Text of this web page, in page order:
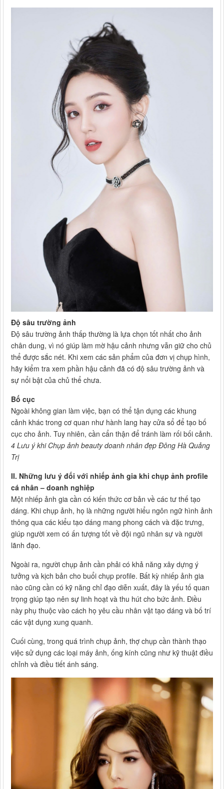
Độ sâu trường ảnh
Độ sâu trường ảnh thấp thường là lựa chọn tốt nhất cho ảnh
chân dung, vì nó giúp làm mờ hậu cảnh nhưng vẫn giữ cho chủ
thể được sắc nét. Khi xem các sản phẩm của đơn vị chụp hình,
hãy kiểm tra xem phần hậu cảnh đã có độ sâu trường ảnh và
sự nổi bật của chủ thể chưa.
Bố cục
Ngoài không gian làm việc, bạn có thể tận dụng các khung
cảnh khác trong cơ quan như hành lang hay cửa sổ để tạo bố
cục cho ảnh. Tuy nhiên, cần cẩn thận để tránh làm rối bối cảnh.
4 Lưu ý khi Chụp ảnh beauty doanh nhân đẹp Đông Hà Quảng
Trị
II. Những lưu ý đối với nhiếp ảnh gia khi chụp ảnh profile
cá nhân – doanh nghiệp
Một nhiếp ảnh gia cần có kiến thức cơ bản về các tư thế tạo
dáng. Khi chụp ảnh, họ là những người hiểu ngôn ngữ hình ảnh
thông qua các kiểu tạo dáng mang phong cách và đặc trưng,
giúp người xem có ấn tượng tốt về đội ngũ nhân sự và người
lãnh đạo.
Ngoài ra, người chụp ảnh cần phải có khả năng xây dựng ý
tưởng và kịch bản cho buổi chụp profile. Bất kỳ nhiếp ảnh gia
nào cũng cần có kỹ năng chỉ đạo diễn xuất, đây là yếu tố quan
trọng giúp tạo nên sự linh hoạt và thu hút cho bức ảnh. Điều
này phụ thuộc vào cách họ yêu cầu nhân vật tạo dáng và bố trí
các vật dụng xung quanh.
Cuối cùng, trong quá trình chụp ảnh, thợ chụp cần thành thạo
việc sử dụng các loại máy ảnh, ống kính cũng như kỹ thuật điều
chỉnh và điều tiết ánh sáng.